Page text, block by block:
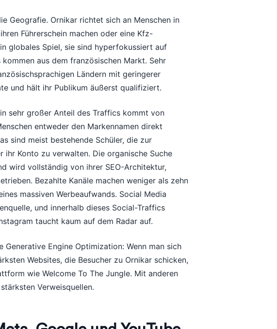
Geografie. Ornikar richtet sich an Menschen in
Führerschein machen oder eine Kfz-
globales Spiel, sie sind hyperfokussiert auf
aus dem französischen Markt. Sehr
Ländern mit geringerer
und hält ihr Publikum äußerst qualifiziert.
sehr großer Anteil des Traffics kommt von
entweder den Markennamen direkt
sind meist bestehende Schüler, die zur
Konto zu verwalten. Die organische Suche
wird vollständig von ihrer SEO-Architektur,
Bezahlte Kanäle machen weniger als zehn
massiven Werbeaufwands. Social Media
und innerhalb dieses Social-Traffics
taucht kaum auf dem Radar auf.
Engine Optimization: Wenn man sich
Websites, die Besucher zu Ornikar schicken,
wie Welcome To The Jungle. Mit anderen
Verweisquellen.